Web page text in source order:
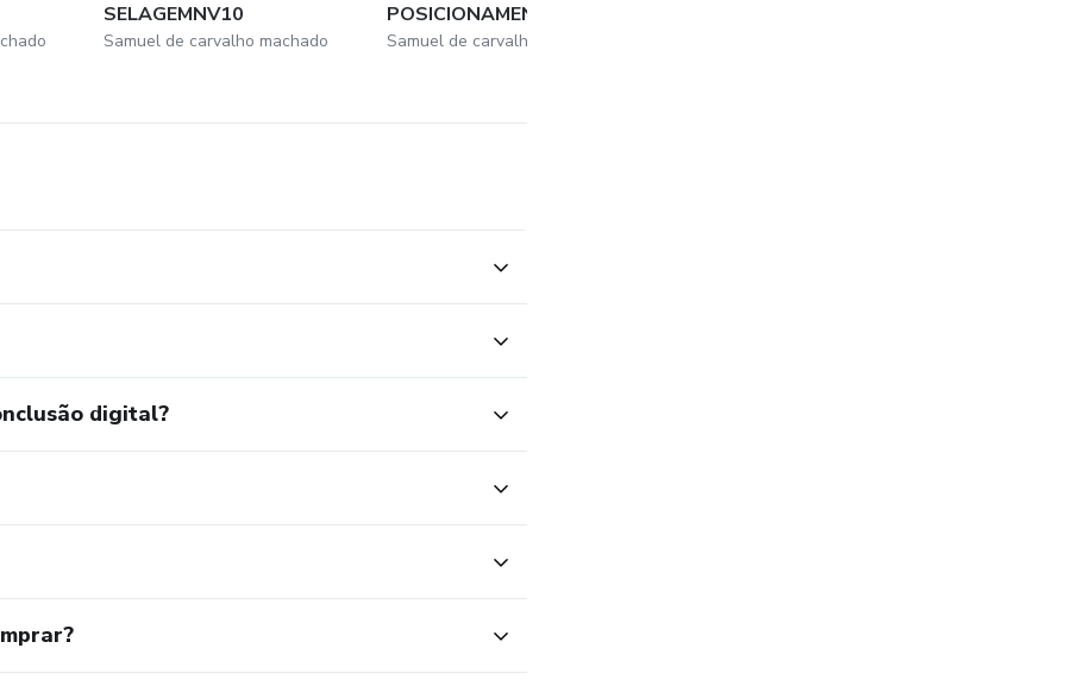
SELAGEMNV10
Samuel de carvalho machado
POSICIONAMENTONV10
Samuel de carvalho machado
digital?